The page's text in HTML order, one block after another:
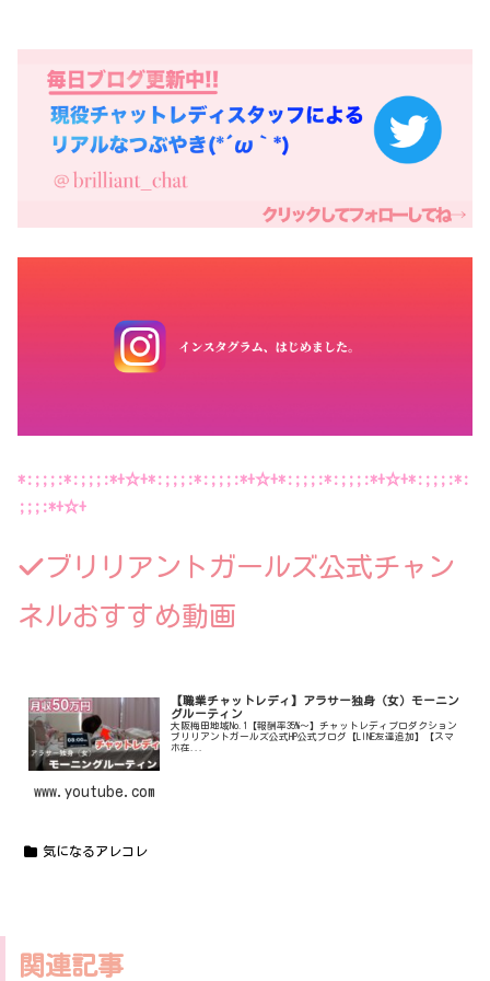
*:;;;:*:;;;:*+☆+*:;;;:*:;;;:*+☆+*:;;;:*:;;;:*+☆+*:;;;:*:
;;;:*+☆+
ブリリアントガールズ公式チャン
ネルおすすめ動画
【職業チャットレディ】アラサー独身（女）モーニン
グルーティン
大阪梅田地域No.1【報酬率35%〜】チャットレディプロダクション
ブリリアントガールズ公式HP公式ブログ【LINE友達追加】【スマ
ホ在...
www.youtube.com
気になるアレコレ
関連記事